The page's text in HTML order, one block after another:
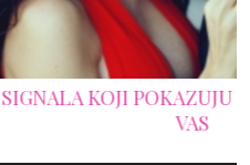
DA SE ONA LOŽI NA